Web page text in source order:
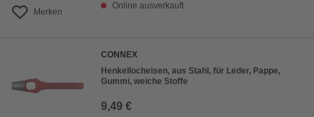
Merken
Online ausverkauft
CONNEX
Henkellocheisen, aus Stahl, für Leder, Pappe,
Gummi, weiche Stoffe
9,49 €